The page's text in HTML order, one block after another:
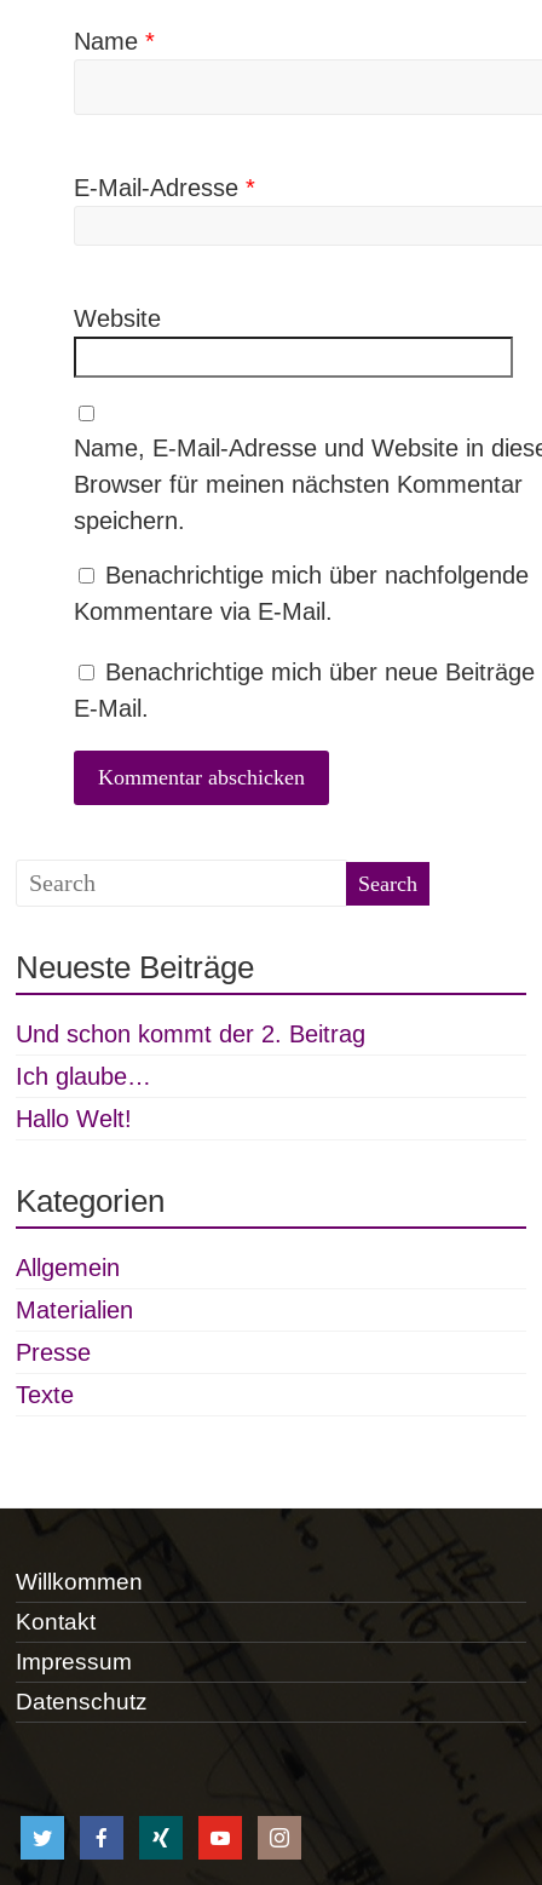
Name*
E-Mail-Adresse*
Website
Name, E-Mail-Adresse und Website in
Browser für meinen nächsten Kommentar
speichern.
Benachrichtige mich über nachfolgende
Kommentare via E-Mail.
Benachrichtige mich über neue Beiträge
E-Mail.
Neueste Beiträge
Und schon kommt der 2. Beitrag
Ich glaube…
Hallo Welt!
Kategorien
Allgemein
Materialien
Presse
Texte
Willkommen
Kontakt
Impressum
Datenschutz